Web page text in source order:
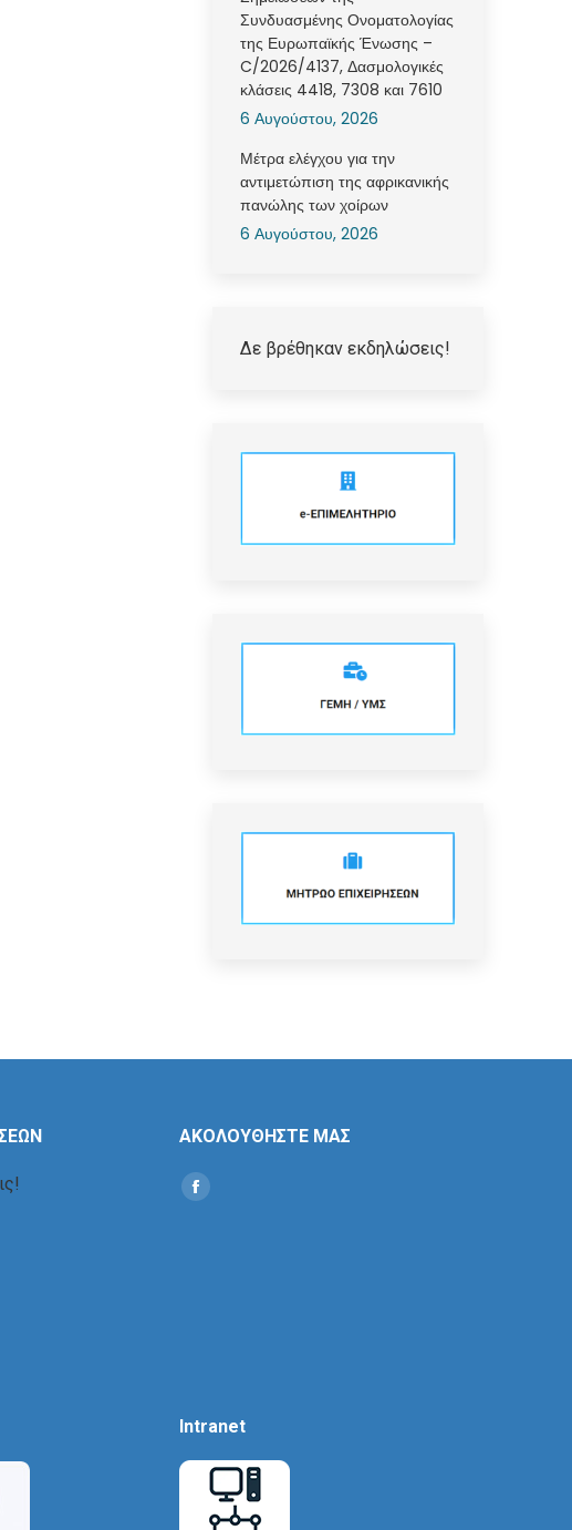
Συνδυασμένης Ονοματολογίας
της Ευρωπαϊκής Ένωσης –
C/2026/4137, Δασμολογικές
κλάσεις 4418, 7308 και 7610
6 Αυγούστου, 2026
Μέτρα ελέγχου για την
αντιμετώπιση της αφρικανικής
πανώλης των χοίρων
6 Αυγούστου, 2026
Δε βρέθηκαν εκδηλώσεις!
ΑΚΟΛΟΥΘΗΣΤΕ ΜΑΣ
Find us on:
Social
Intranet